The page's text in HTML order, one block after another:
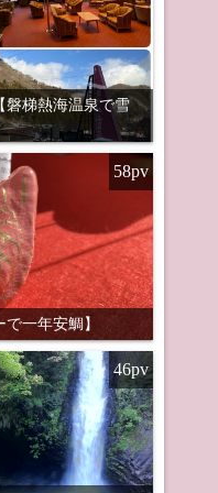
梯熱海温泉で雪
一年安鯛】
58pv
46pv